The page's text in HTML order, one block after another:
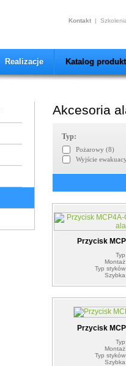
Kontakt|
Realizacje Katalog
Akcesoria
Typ:
Pożarowy (8)
Wyjście
Przycisk
Typ
Przycisk
Typ